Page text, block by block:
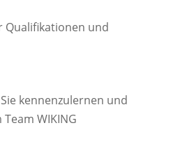
Qualifikationen und
kennenzulernen und
WIKING